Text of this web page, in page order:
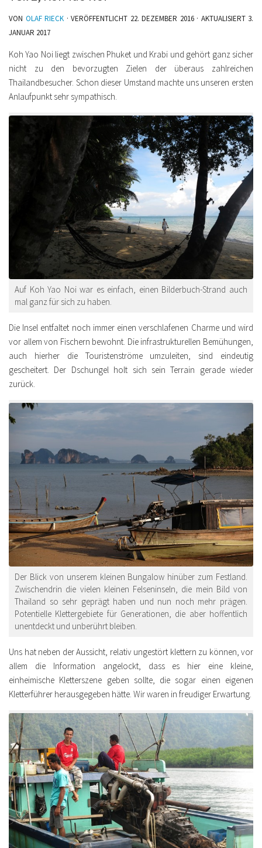
VON OLAF RIECK · VERÖFFENTLICHT 22. DEZEMBER 2016· AKTUALISIERT 3.
JANUAR 2017
Koh Yao Noi liegt zwischen Phuket und Krabi und gehört ganz sicher
nicht zu den bevorzugten Zielen der überaus zahlreichen
Thailandbesucher. Schon dieser Umstand machte uns unseren ersten
Anlaufpunkt sehr sympathisch.
Auf Koh Yao Noi war es einfach, einen Bilderbuch-Strand auch
mal ganz für sich zu haben.
Die Insel entfaltet noch immer einen verschlafenen Charme und wird
vor allem von Fischern bewohnt. Die infrastrukturellen Bemühungen,
auch hierher die Touristenströme umzuleiten, sind eindeutig
gescheitert. Der Dschungel holt sich sein Terrain gerade wieder
zurück.
Der Blick von unserem kleinen Bungalow hinüber zum Festland.
Zwischendrin die vielen kleinen Felseninseln, die mein Bild von
Thailand so sehr geprägt haben und nun noch mehr prägen.
Potentielle Klettergebiete für Generationen, die aber hoffentlich
unentdeckt und unberührt bleiben.
Uns hat neben der Aussicht, relativ ungestört klettern zu können, vor
allem die Information angelockt, dass es hier eine kleine,
einheimische Kletterszene geben sollte, die sogar einen eigenen
Kletterführer herausgegeben hätte. Wir waren in freudiger Erwartung.